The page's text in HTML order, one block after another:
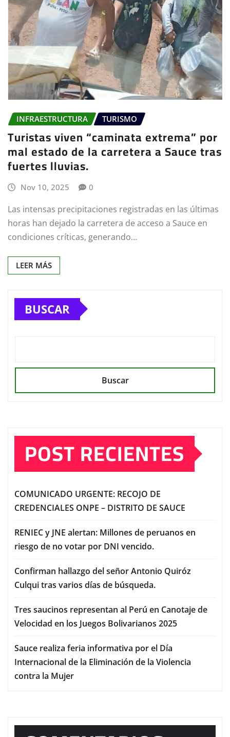
INFRAESTRUCTURA TURISMO
Turistas viven “caminata extrema” por
mal estado de la carretera a Sauce tras
fuertes lluvias.
Nov 10, 2025 0
Las intensas precipitaciones registradas en las últimas
horas han dejado la carretera de acceso a Sauce en
condiciones críticas, generando…
LEER MÁS
BUSCAR
Buscar
POST RECIENTES
COMUNICADO URGENTE: RECOJO DE
CREDENCIALES ONPE – DISTRITO DE SAUCE
RENIEC y JNE alertan: Millones de peruanos en
riesgo de no votar por DNI vencido.
Confirman hallazgo del señor Antonio Quiróz
Culqui tras varios días de búsqueda.
Tres saucinos representan al Perú en Canotaje de
Velocidad en los Juegos Bolivarianos 2025
Sauce realiza feria informativa por el Día
Internacional de la Eliminación de la Violencia
contra la Mujer